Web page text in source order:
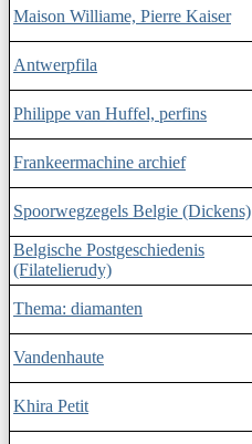
Maison Williame, Pierre Kaiser
Antwerpfila
Philippe van Huffel, perfins
Frankeermachine archief
Spoorwegzegels Belgie (Dickens)
Belgische Postgeschiedenis
(Filatelierudy)
Thema: diamanten
Vandenhaute
Khira Petit